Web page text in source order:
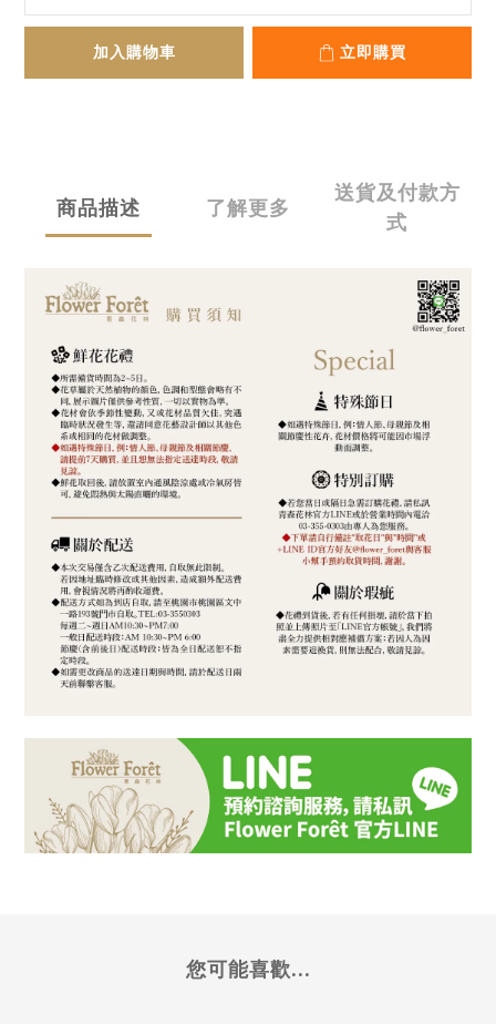
加入購物車 立即購買
商品描述 了解更多
送貨及付款方
式
您可能喜歡...